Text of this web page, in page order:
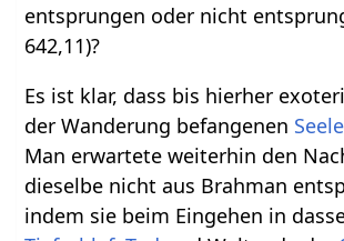
entsprungen oder nicht
642,11)?
Es ist klar, dass bis hierher
der Wanderung befangenen Seele
Man erwartete weiterhin den
dieselbe nicht aus Brahman
indem sie beim Eingehen in